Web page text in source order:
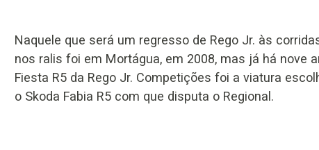
Naquele que será um regresso de Rego Jr. às
nos ralis foi em Mortágua, em 2008, mas já há nove
Fiesta R5 da Rego Jr. Competições foi a viatura
o Skoda Fabia R5 com que disputa o Regional.